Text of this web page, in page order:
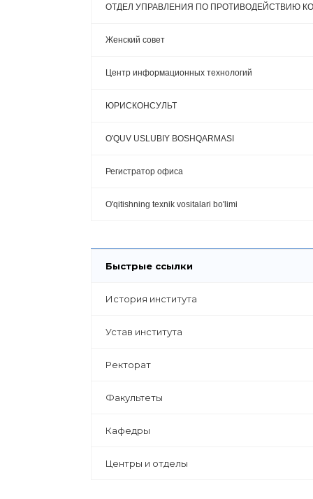
ОТДЕЛ УПРАВЛЕНИЯ ПО ПРОТИВОДЕЙСТВИЮ
Женский совет
Центр информационных технологий
ЮРИСКОНСУЛЬТ
O'QUV USLUBIY BOSHQARMASI
Регистратор офиса
O'qitishning texnik vositalari bo'limi
Быстрые ссылки
История института
Устав института
Ректорат
Факультеты
Кафедры
Центры и отделы